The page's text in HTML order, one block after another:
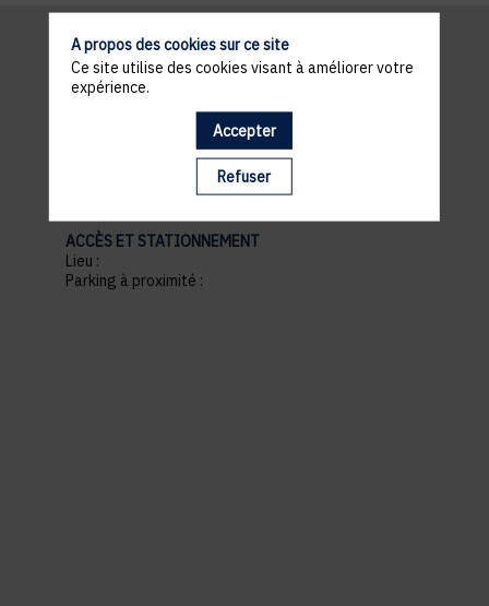
Informations
pratiques
ACCÈS ET STATIONNEMENT
Lieu :
Parking à proximité :
A propos des cookies sur ce site
Ce site utilise des cookies visant à améliorer votre
expérience.
Accepter
Refuser